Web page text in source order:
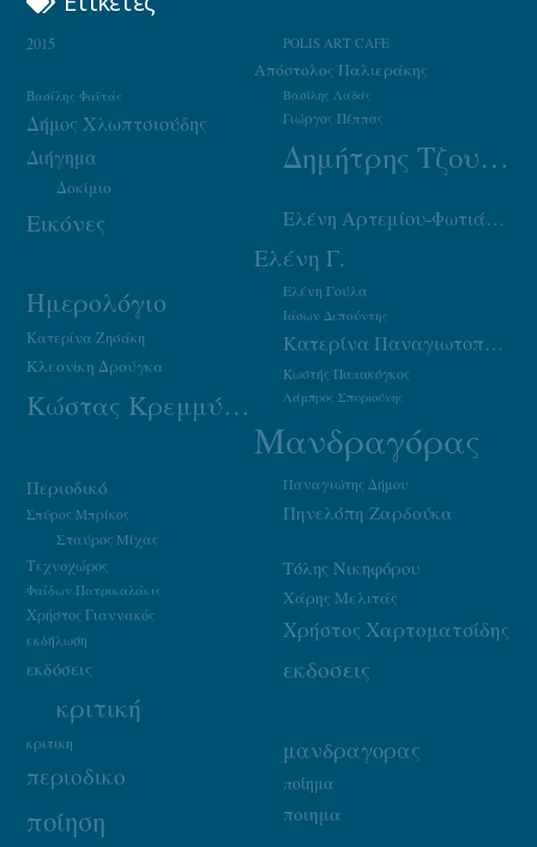
2015 POLIS ART CAFE
Απόστολος Παλιεράκης
Βασίλης Λαδάς
Βασίλης Φαϊτάς
Γιώργος Πέππας
Δήμος Χλωπτσιούδης
Δημήτρης Τζουμάκας
Διήγημα
Δοκίμιο
Εικόνες Ελένη Αρτεμίου-Φωτιάδου
Ελένη Γ.
Ελένη Γούλα
Ημερολόγιο Ιάσων Δεπούντης
Κατερίνα Ζησάκη Κατερίνα Παναγιωτοπούλου
Κλεονίκη Δρούγκα Κωστής Παπακόγκος
Κώστας Κρεμμύδας Λάμπρος Σπυριούνης
Μανδραγόρας
Παναγιώτης Δήμου
Περιοδικό
Πηνελόπη Ζαρδούκα
Σπύρος Μπρίκος
Σταύρος Μίχας
Τεχνοχώρος
Τόλης Νικηφόρου
Φαίδων Πατρικαλάκις Χάρης Μελιτάς
Χρήστος Γιαννακός
Χρήστος Χαρτοματσίδης
εκδήλωση
εκδοσεις
εκδόσεις
κριτική
κριτικη μανδραγορας
περιοδικο ποίημα
ποίηση ποιημα